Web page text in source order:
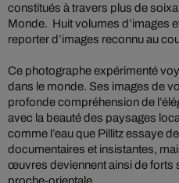
constitués à travers plus de
Monde. Huit volumes d’images
reporter d’images reconnu au
Ce photographe expérimenté
dans le monde. Ses images de
profonde compréhension de
avec la beauté des paysages
comme l’eau que Pillitz essaye
documentaires et insistantes,
œuvres deviennent ainsi de forts
proche-orientale.